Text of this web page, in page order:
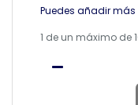
Puedes añadir
1 de un máximo de